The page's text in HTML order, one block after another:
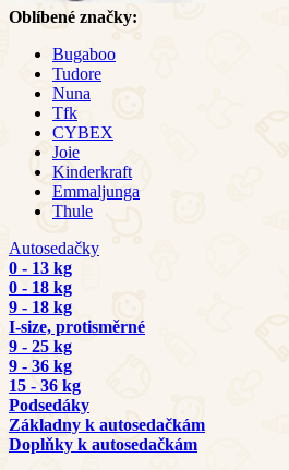
Oblíbené značky:
Bugaboo
Tudore
Nuna
Tfk
CYBEX
Joie
Kinderkraft
Emmaljunga
Thule
Autosedačky
0 - 13 kg
0 - 18 kg
9 - 18 kg
I-size, protisměrné
9 - 25 kg
9 - 36 kg
15 - 36 kg
Podsedáky
Základny k autosedačkám
Doplňky k autosedačkám